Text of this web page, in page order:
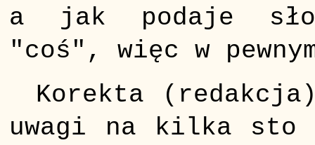
a jak podaje
"coś", więc w
Korekta
uwagi na kilka sto